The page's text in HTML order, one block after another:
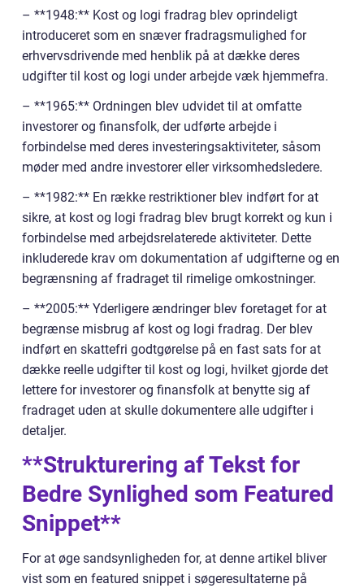
– **1948:** Kost og logi fradrag blev oprindeligt
introduceret som en snæver fradragsmulighed for
erhvervsdrivende med henblik på at dække deres
udgifter til kost og logi under arbejde væk hjemmefra.
– **1965:** Ordningen blev udvidet til at omfatte
investorer og finansfolk, der udførte arbejde i
forbindelse med deres investeringsaktiviteter, såsom
møder med andre investorer eller virksomhedsledere.
– **1982:** En række restriktioner blev indført for at
sikre, at kost og logi fradrag blev brugt korrekt og kun i
forbindelse med arbejdsrelaterede aktiviteter. Dette
inkluderede krav om dokumentation af udgifterne og en
begrænsning af fradraget til rimelige omkostninger.
– **2005:** Yderligere ændringer blev foretaget for at
begrænse misbrug af kost og logi fradrag. Der blev
indført en skattefri godtgørelse på en fast sats for at
dække reelle udgifter til kost og logi, hvilket gjorde det
lettere for investorer og finansfolk at benytte sig af
fradraget uden at skulle dokumentere alle udgifter i
detaljer.
**Strukturering af Tekst for
Bedre Synlighed som Featured
Snippet**
For at øge sandsynligheden for, at denne artikel bliver
vist som en featured snippet i søgeresultaterne på